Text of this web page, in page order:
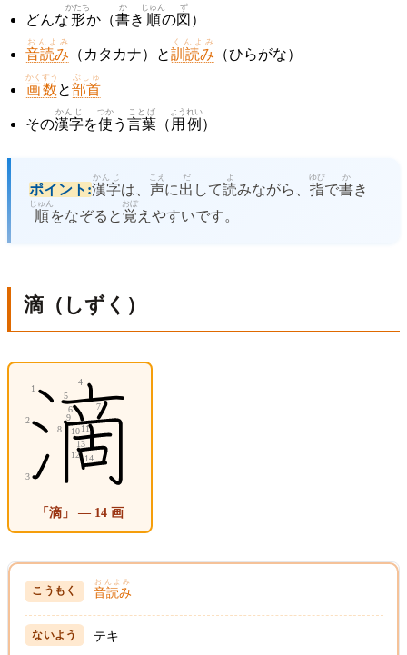
どんな形
かたち
か（書
か
き 順
じゅん
の図
ず
）
音読み
おんよみ
（カタカナ）と訓読み
くんよみ
（ひらがな）
画数
かくすう
と部首
ぶしゅ
その漢字
かんじ
を使
つか
う 言葉
ことば
（ 用例
ようれい
）
ポイント:漢字
かんじ
は、 声
こえ
に出
だ
して読
よ
みながら、 指
ゆび
で書
か
き
順
じゅん
をなぞると覚
おぼ
えやすいです。
滴（しずく）
「滴」 — 14 画
音読み
おんよみ
テキ